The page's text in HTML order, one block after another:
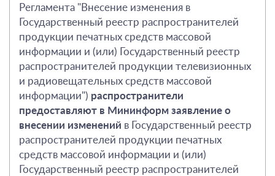
Регламента "Внесение изменения в
Государственный реестр распространителей
продукции печатных средств массовой
информации и (или) Государственный реестр
распространителей продукции телевизионных
и радиовещательных средств массовой
информации") распространители
предоставляют в Мининформ заявление о
внесении изменений в Государственный реестр
распространителей продукции печатных
средств массовой информации и (или)
Государственный реестр распространителей